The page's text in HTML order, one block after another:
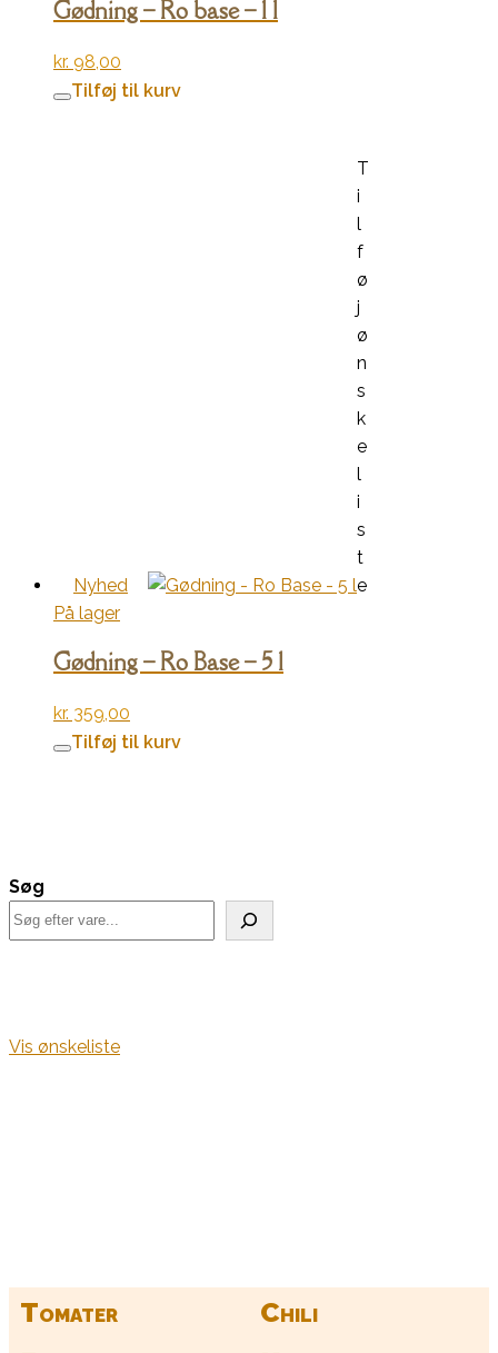
Gødning – Ro base – 1 l
kr. 98,00
Tilføj til kurv
Nyhed
T
i
l
f
ø
j
ø
n
s
k
e
l
i
s
t
e
På lager
Gødning – Ro Base – 5 l
kr. 359,00
Tilføj til kurv
Søg
Vis ønskeliste
Tomater
Chili